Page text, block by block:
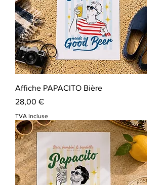
Affiche PAPACITO Bière
Prix
28,00 €
TVA Incluse